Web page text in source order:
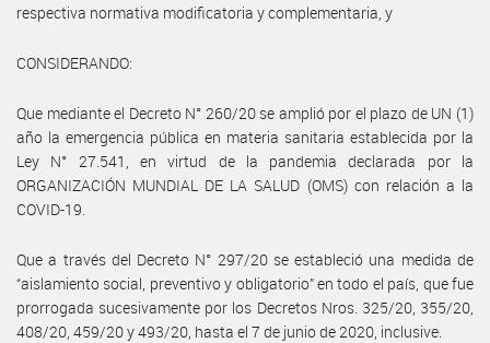
respectiva normativa modificatoria y complementaria, y
CONSIDERANDO:
Que mediante el Decreto N° 260/20 se amplió por el plazo de UN (1)
año la emergencia pública en materia sanitaria establecida por la
Ley N° 27.541, en virtud de la pandemia declarada por la
ORGANIZACIÓN MUNDIAL DE LA SALUD (OMS) con relación a la
COVID-19.
Que a través del Decreto N° 297/20 se estableció una medida de
“aislamiento social, preventivo y obligatorio” en todo el país, que fue
prorrogada sucesivamente por los Decretos Nros. 325/20, 355/20,
408/20, 459/20 y 493/20, hasta el 7 de junio de 2020, inclusive.